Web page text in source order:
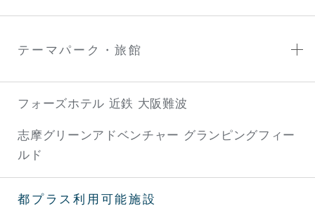
テーマパーク・旅館
フォーズホテル 近鉄 大阪難波
志摩グリーンアドベンチャー グランピングフィー
ルド
都プラス利用可能施設